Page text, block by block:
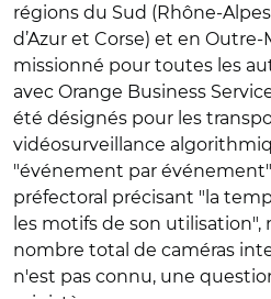
régions du Sud (Rhône-
d’Azur et Corse) et en
missionné pour toutes les
avec Orange Business
été désignés pour les
vidéosurveillance
"événement par
préfectoral précisant "la
les motifs de son utilisation",
nombre total de caméras
n'est pas connu, une